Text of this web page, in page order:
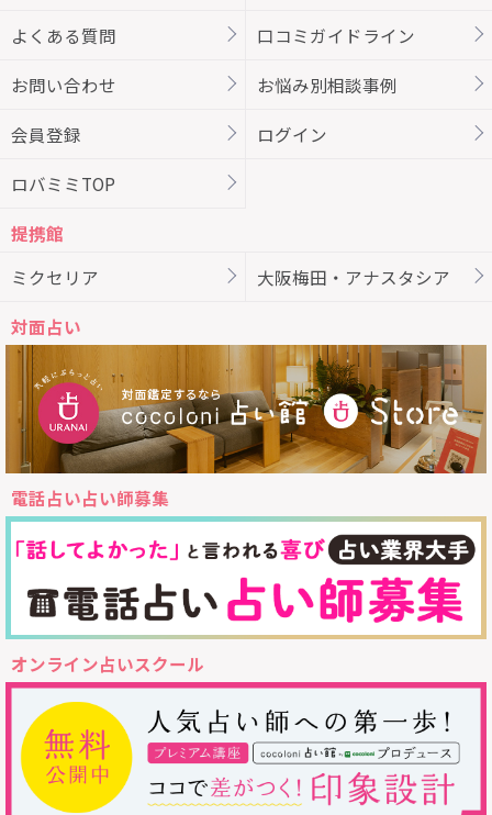
よくある質問 口コミガイドライン
お問い合わせ お悩み別相談事例
会員登録 ログイン
ロバミミTOP
提携館
ミクセリア
大阪梅田・アナスタシア
対面占い
電話占い占い師募集
オンライン占いスクール